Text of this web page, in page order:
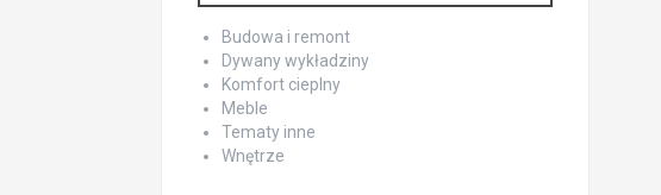
Budowa i remont
Dywany wykładziny
Komfort cieplny
Meble
Tematy inne
Wnętrze